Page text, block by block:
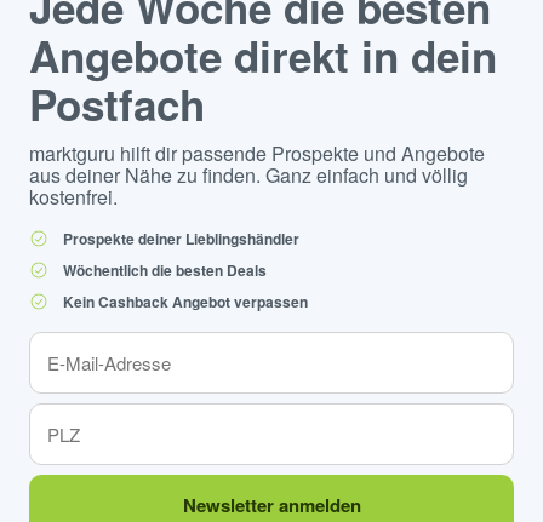
Angebote direkt in dein
Postfach
marktguru hilft dir passende Prospekte und Angebote
aus deiner Nähe zu finden. Ganz einfach und völlig
kostenfrei.
Prospekte deiner Lieblingshändler
Wöchentlich die besten Deals
Kein Cashback Angebot verpassen
Newsletter anmelden